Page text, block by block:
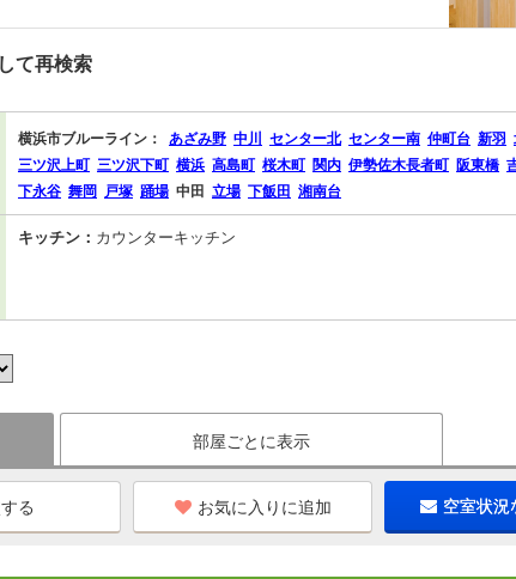
て再検索
横浜市ブルーライン： あざみ野 中川 センター北 センター南 仲町台 新羽
三ツ沢上町 三ツ沢下町 横浜 高島町 桜木町 関内 伊勢佐木長者町 阪東橋
下永谷 舞岡 戸塚 踊場 中田 立場 下飯田 湘南台
キッチン： カウンターキッチン
部屋ごとに表示
お気に入りに追加 空室状況